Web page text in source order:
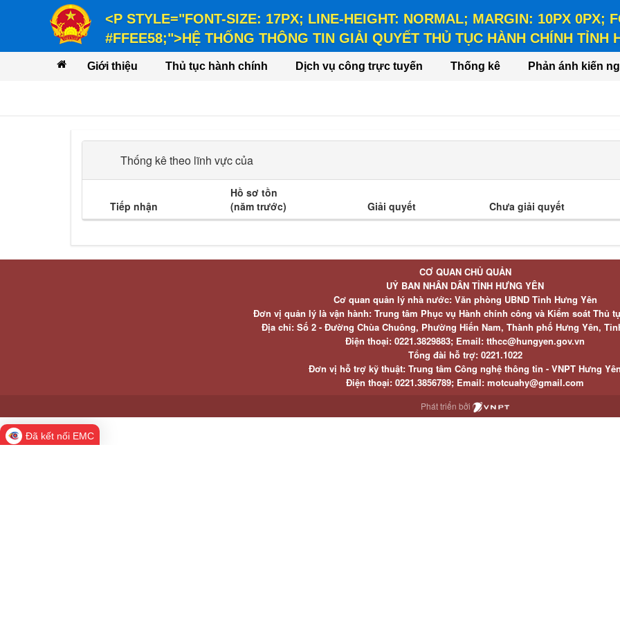
<P STYLE="FONT-SIZE: 17PX; LINE-HEIGHT: NORMAL; MARGIN: 10PX 0PX;
#FFEE58;">HỆ THỐNG THÔNG TIN GIẢI QUYẾT THỦ TỤC HÀNH CHÍNH TỈNH
<P STYLE="FONT-SIZE: 14PX; LINE-HEIGHT: NORMAL; MARGIN: 10PX 0PX; FONT-WEIGHT:
VỤ</P>
Giới thiệu Thủ tục hành chính Dịch vụ công trực tuyến Thống kê Phản ánh kiến
Thống kê theo lĩnh vực của
Tiếp nhận
Hồ sơ tồn
(năm trước)
Giải quyết Chưa giải quyết
CƠ QUAN CHỦ QUẢN
UỶ BAN NHÂN DÂN TỈNH HƯNG YÊN
Cơ quan quản lý nhà nước: Văn phòng UBND Tỉnh Hưng Yên
Đơn vị quản lý là vận hành: Trung tâm Phục vụ Hành chính công và Kiểm soát Thủ
Địa chỉ: Số 2 - Đường Chùa Chuông, Phường Hiến Nam, Thành phố Hưng Yên,
Điện thoại: 0221.3829883; Email: tthcc@hungyen.gov.vn
Tổng đài hỗ trợ: 0221.1022
Đơn vị hỗ trợ kỹ thuật: Trung tâm Công nghệ thông tin - VNPT Hưng Yên
Điện thoại: 0221.3856789; Email: motcuahy@gmail.com
Phát triển bởi
Đã kết nối EMC